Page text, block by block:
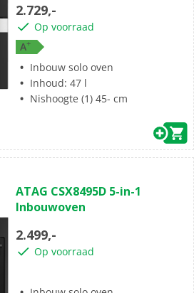
sterren.
2.729,-
Op voorraad
A+
Inbouw solo oven
Inhoud: 47 l
Nishoogte (1) 45- cm
van
de
sterren.
ATAG CSX8495D 5-in-1
Inbouwoven
2.499,-
Op voorraad